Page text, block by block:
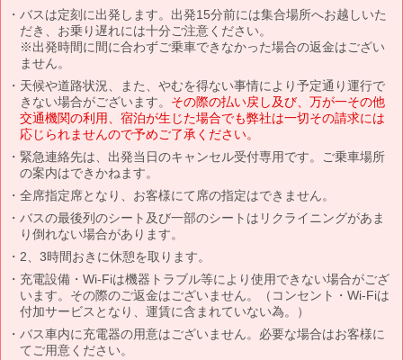
バスは定刻に出発します。出発15分前には集合場所へお越しいた
だき、お乗り遅れには十分ご注意ください。
※出発時間に間に合わずご乗車できなかった場合の返金はござい
ません。
天候や道路状況、また、やむを得ない事情により予定通り運行で
きない場合がございます。 その際の払い戻し及び、万が一その他
交通機関の利用、宿泊が生じた場合でも弊社は一切その請求には
応じられませんので予めご了承ください。
緊急連絡先は、出発当日のキャンセル受付専用です。ご乗車場所
の案内はできかねます。
全席指定席となり、お客様にて席の指定はできません。
バスの最後列のシート及び一部のシートはリクライニングがあま
り倒れない場合があります。
2、3時間おきに休憩を取ります。
充電設備・Wi-Fiは機器トラブル等により使用できない場合がござ
います。その際のご返金はございません。（コンセント・Wi-Fiは
付加サービスとなり、運賃に含まれていない為。）
バス車内に充電器の用意はございません。必要な場合はお客様に
てご用意ください。